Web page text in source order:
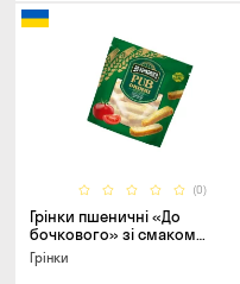
(0)
Грінки пшеничні «До
бочкового» зі смаком
томати по-домашньому, 120г
Грінки